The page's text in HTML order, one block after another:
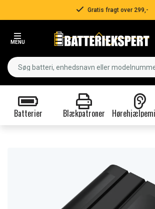
Gratis fragt over 299,-
MENU
Batterier Blækpatroner